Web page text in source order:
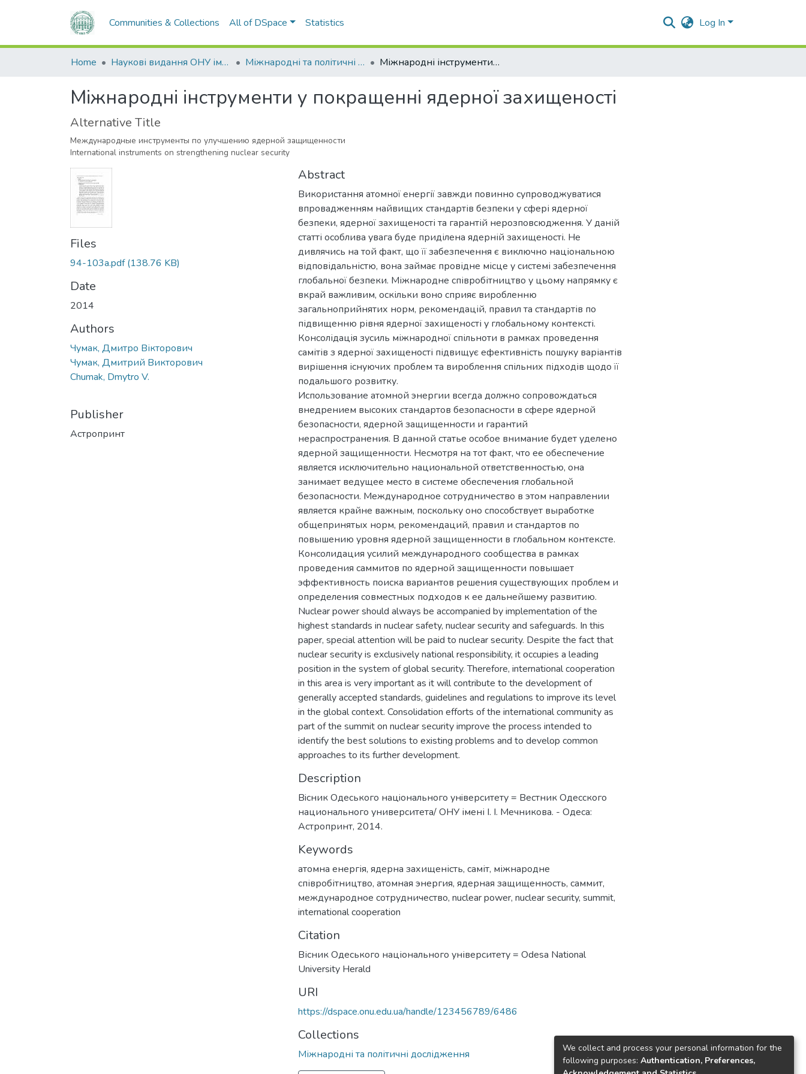
Communities & Collections All of DSpace Statistics Log In
Home Наукові видання ОНУ імені І. І. Мечникова Міжнародні та політичні дослідження Міжнародні інструменти у покращенні ядерної захищеності
Міжнародні інструменти у покращенні ядерної захищеності
Alternative Title
Международные инструменты по улучшению ядерной защищенности
International instruments on strengthening nuclear security
Files
94-103a.pdf(138.76 KB)
Date
2014
Authors
Чумак, Дмитро Вікторович
Чумак, Дмитрий Викторович
Chumak, Dmytro V.
Publisher
Астропринт
Abstract
Використання атомної енергії завжди повинно супроводжуватися
впровадженням найвищих стандартів безпеки у сфері ядерної
безпеки, ядерної захищеності та гарантій нерозповсюдження. У даній
статті особлива увага буде приділена ядерній захищеності. Не
дивлячись на той факт, що її забезпечення є виключно національною
відповідальністю, вона займає провідне місце у системі забезпечення
глобальної безпеки. Міжнародне співробітництво у цьому напрямку є
вкрай важливим, оскільки воно сприяє виробленню
загальноприйнятих норм, рекомендацій, правил та стандартів по
підвищенню рівня ядерної захищеності у глобальному контексті.
Консолідація зусиль міжнародної спільноти в рамках проведення
самітів з ядерної захищеності підвищує ефективність пошуку варіантів
вирішення існуючих проблем та вироблення спільних підходів щодо її
подальшого розвитку.
Использование атомной энергии всегда должно сопровождаться
внедрением высоких стандартов безопасности в сфере ядерной
безопасности, ядерной защищенности и гарантий
нераспространения. В данной статье особое внимание будет уделено
ядерной защищенности. Несмотря на тот факт, что ее обеспечение
является исключительно национальной ответственностью, она
занимает ведущее место в системе обеспечения глобальной
безопасности. Международное сотрудничество в этом направлении
является крайне важным, поскольку оно способствует выработке
общепринятых норм, рекомендаций, правил и стандартов по
повышению уровня ядерной защищенности в глобальном контексте.
Консолидация усилий международного сообщества в рамках
проведения саммитов по ядерной защищенности повышает
эффективность поиска вариантов решения существующих проблем и
определения совместных подходов к ее дальнейшему развитию.
Nuclear power should always be accompanied by implementation of the
highest standards in nuclear safety, nuclear security and safeguards. In this
paper, special attention will be paid to nuclear security. Despite the fact that
nuclear security is exclusively national responsibility, it occupies a leading
position in the system of global security. Therefore, international cooperation
in this area is very important as it will contribute to the development of
generally accepted standards, guidelines and regulations to improve its level
in the global context. Consolidation efforts of the international community as
part of the summit on nuclear security improve the process intended to
identify the best solutions to existing problems and to develop common
approaches to its further development.
Description
Вiсник Одеського нацiонального унiверситету = Вестник Одесского
национального университета/ ОНУ імені І. І. Мечникова. - Одеса:
Астропринт, 2014.
Keywords
атомна енергія, ядерна захищеність, саміт, міжнародне
співробітництво, атомная энергия, ядерная защищенность, саммит,
международное сотрудничество, nuclear power, nuclear security, summit,
international cooperation
Citation
Вісник Одеського національного університету = Odesa National
University Herald
URI
https://dspace.onu.edu.ua/handle/123456789/6486
Collections
Міжнародні та політичні дослідження
We collect and process your personal information for the
following purposes: Authentication, Preferences,